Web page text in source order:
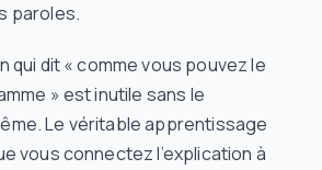
paroles.
qui dit « comme vous pouvez le
» est inutile sans le
Le véritable apprentissage
vous connectez l’explication à